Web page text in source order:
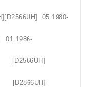
05.1980-